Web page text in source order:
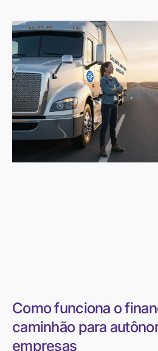
Como funciona o
caminhão para
empresas